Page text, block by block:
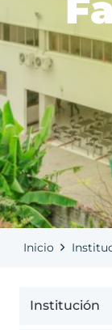
Inicio
Institución